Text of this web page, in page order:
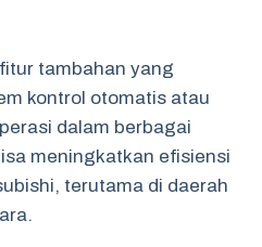
tambahan yang
kontrol otomatis atau
dalam berbagai
meningkatkan efisiensi
terutama di daerah